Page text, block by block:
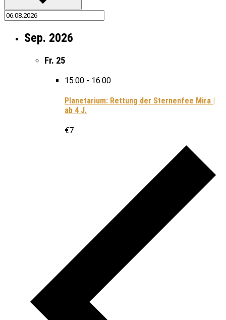
Sep. 2026
Fr. 25
15:00 - 16:00
Planetarium: Rettung der Sternenfee Mira |
ab 4 J.
€7